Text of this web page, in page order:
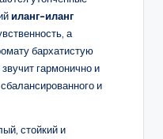
иланг-иланг
а
бархатистую
гармонично и
и
стойкий и